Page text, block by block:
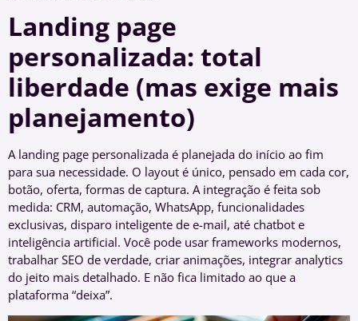
Landing page
personalizada: total
liberdade (mas exige mais
planejamento)
A landing page personalizada é planejada do início ao fim
para sua necessidade. O layout é único, pensado em cada cor,
botão, oferta, formas de captura. A integração é feita sob
medida: CRM, automação, WhatsApp, funcionalidades
exclusivas, disparo inteligente de e-mail, até chatbot e
inteligência artificial. Você pode usar frameworks modernos,
trabalhar SEO de verdade, criar animações, integrar analytics
do jeito mais detalhado. E não fica limitado ao que a
plataforma “deixa”.